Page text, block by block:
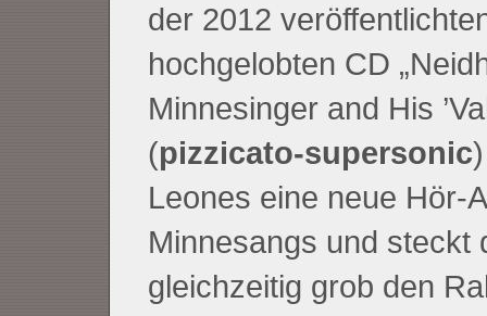
der 2012
hochgelobten CD
Minnesinger and His
(pizzicato-supersonic
Leones eine neue Hör-
Minnesangs und steckt
gleichzeitig grob den